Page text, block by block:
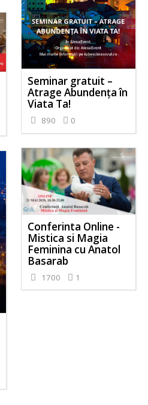
Seminar gratuit –
Atrage Abundența în
Viata Ta!
890 0
Conferinta Online -
Mistica si Magia
Feminina cu Anatol
Basarab
1700 1